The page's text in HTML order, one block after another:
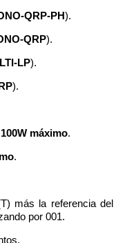
QRP-PH).
QRP).
LP).
).
máximo.
.
más la referencia del
por 001.